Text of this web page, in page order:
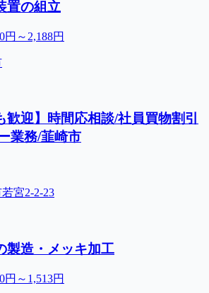
置の組立
円～2,188円
歓迎】時間応相談/社員買物割引
業務/韮崎市
宮2-2-23
製造・メッキ加工
円～1,513円